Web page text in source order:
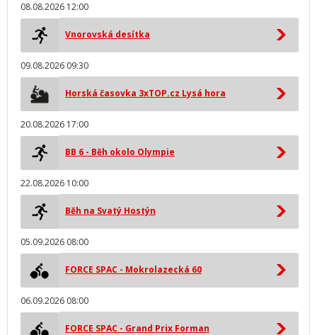
08.08.2026 12:00
Vnorovská desítka
09.08.2026 09:30
Horská časovka 3xTOP.cz Lysá hora
20.08.2026 17:00
BB 6 - Běh okolo Olympie
22.08.2026 10:00
Běh na Svatý Hostýn
05.09.2026 08:00
FORCE SPAC - Mokrolazecká 60
06.09.2026 08:00
FORCE SPAC - Grand Prix Forman